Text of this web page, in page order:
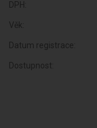
DPH:
Věk:
Datum registrace:
Dostupnost: